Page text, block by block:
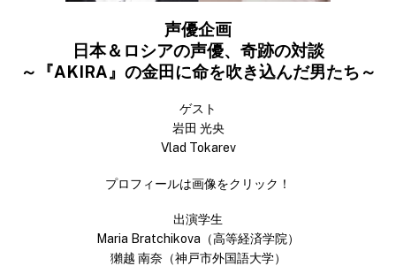
声優企画
日本＆ロシアの声優、奇跡の対談
～『AKIRA』の金田に命を吹き込んだ男たち～
ゲスト
岩田 光央
Vlad Tokarev
プロフィールは画像をクリック！
出演学生
Maria Bratchikova（高等経済学院）
獺越 南奈（神戸市外国語大学）